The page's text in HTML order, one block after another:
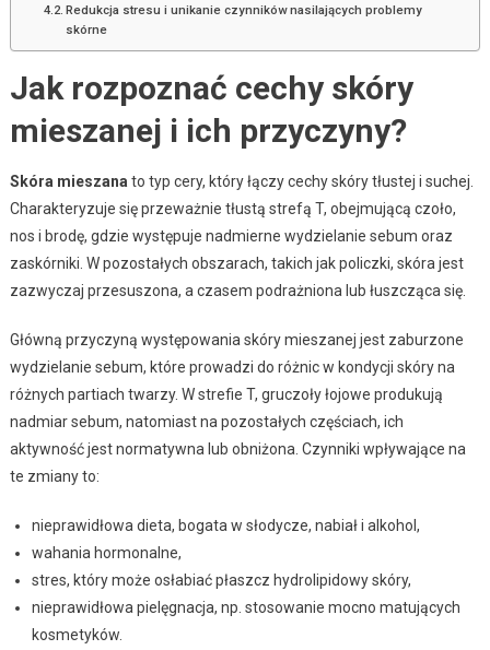
Redukcja stresu i unikanie czynników nasilających problemy
skórne
Jak rozpoznać cechy skóry
mieszanej i ich przyczyny?
Skóra mieszana to typ cery, który łączy cechy skóry tłustej i suchej.
Charakteryzuje się przeważnie tłustą strefą T, obejmującą czoło,
nos i brodę, gdzie występuje nadmierne wydzielanie sebum oraz
zaskórniki. W pozostałych obszarach, takich jak policzki, skóra jest
zazwyczaj przesuszona, a czasem podrażniona lub łuszcząca się.
Główną przyczyną występowania skóry mieszanej jest zaburzone
wydzielanie sebum, które prowadzi do różnic w kondycji skóry na
różnych partiach twarzy. W strefie T, gruczoły łojowe produkują
nadmiar sebum, natomiast na pozostałych częściach, ich
aktywność jest normatywna lub obniżona. Czynniki wpływające na
te zmiany to:
nieprawidłowa dieta, bogata w słodycze, nabiał i alkohol,
wahania hormonalne,
stres, który może osłabiać płaszcz hydrolipidowy skóry,
nieprawidłowa pielęgnacja, np. stosowanie mocno matujących
kosmetyków.